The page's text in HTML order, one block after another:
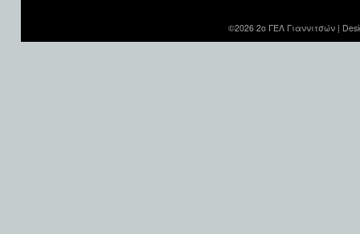
©2026 2ο ΓΕΛ Γιαννιτσών |